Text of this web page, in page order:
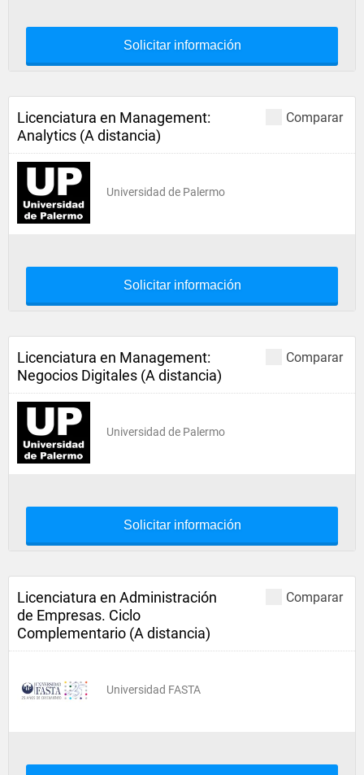
Solicitar información
Comparar
Licenciatura en Management:
Analytics (A distancia)
Universidad de Palermo
Solicitar información
Comparar
Licenciatura en Management:
Negocios Digitales (A distancia)
Universidad de Palermo
Solicitar información
Comparar
Licenciatura en Administración
de Empresas. Ciclo
Complementario (A distancia)
Universidad FASTA